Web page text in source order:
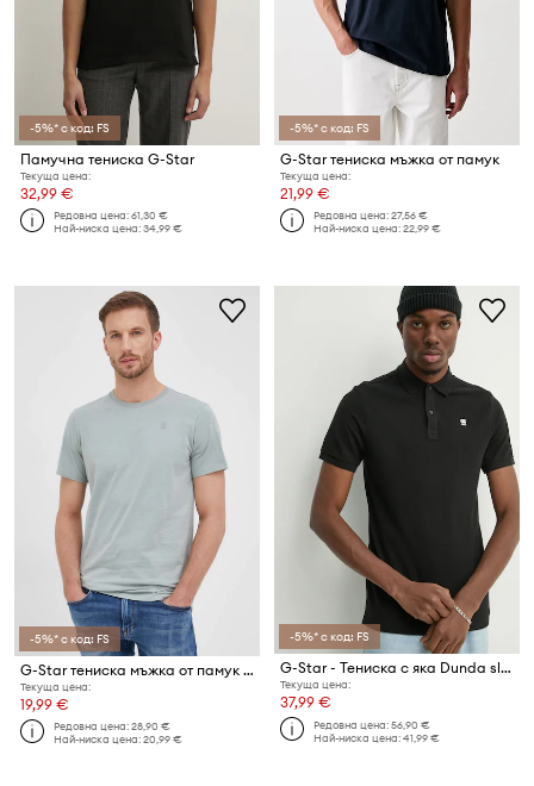
-5%* с код: FS
Памучна тениска G-Star
Текуща цена:
32,99 €
Редовна цена:61,30 €
Най-ниска цена:34,99 €
-5%* с код: FS
G-Star тениска мъжка от памук
Текуща цена:
21,99 €
Редовна цена:27,56 €
Най-ниска цена:22,99 €
-5%* с код: FS
G-Star тениска мъжка от памук Base-s
Текуща цена:
19,99 €
Редовна цена:28,90 €
Най-ниска цена:20,99 €
-5%* с код: FS
G-Star - Тениска с яка Dunda slim
Текуща цена:
37,99 €
Редовна цена:56,90 €
Най-ниска цена:41,99 €